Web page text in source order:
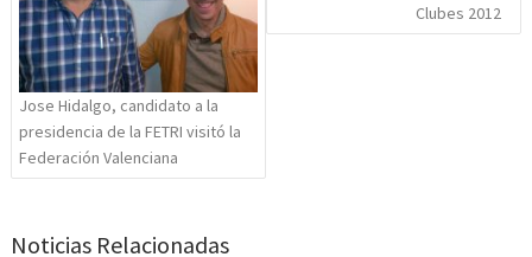
Jose Hidalgo, candidato a la
presidencia de la FETRI visitó la
Federación Valenciana
Clubes 2012
Noticias Relacionadas